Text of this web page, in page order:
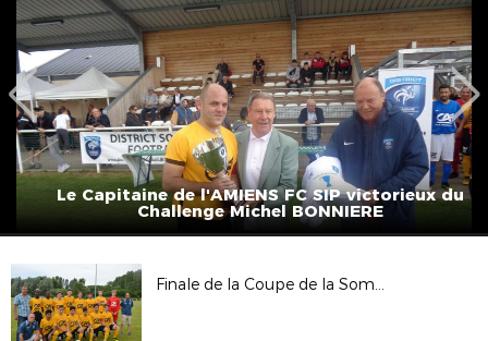
Le Capitaine de l'AMIENS FC SIP victorieux du
Challenge Michel BONNIERE
Finale de la Coupe de la Somme U15 du 30/06/19